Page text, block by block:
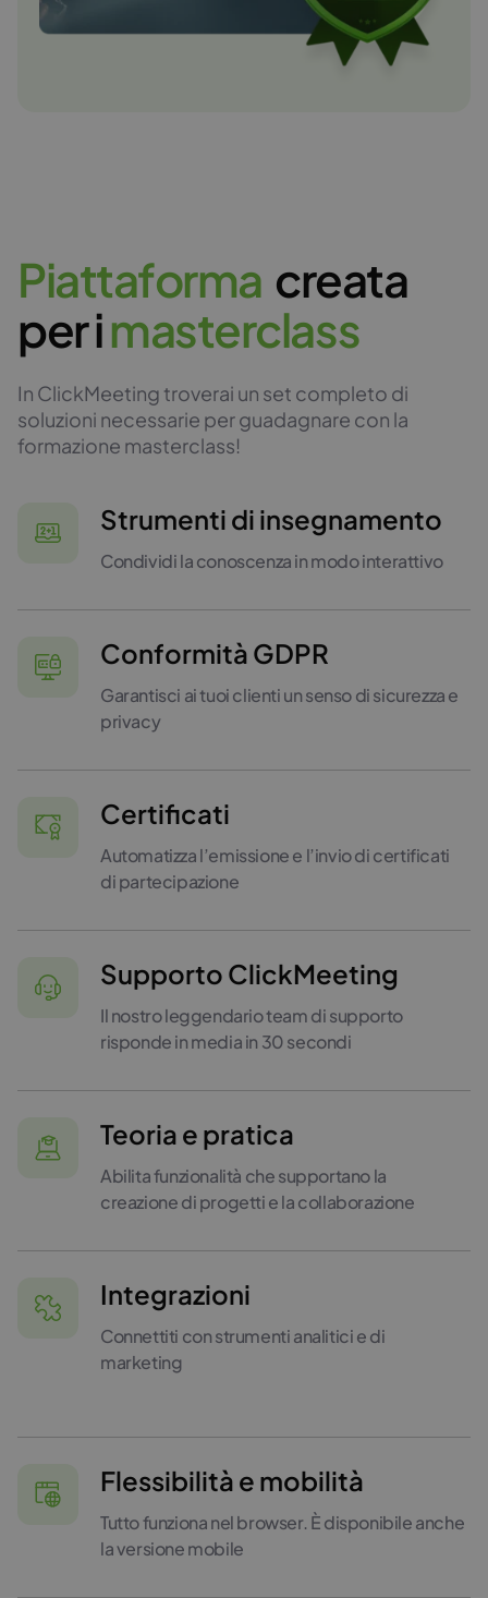
Piattaforma creata
per imasterclass
In ClickMeeting troverai un set completo di
soluzioni necessarie per guadagnare con la
formazione masterclass!
Strumenti di insegnamento
Condividi la conoscenza in modo interattivo
Conformità GDPR
Garantisci ai tuoi clienti un senso di sicurezza e
privacy
Certificati
Automatizza l’emissione e l’invio di certificati
di partecipazione
Supporto ClickMeeting
Il nostro leggendario team di supporto
risponde in media in 30 secondi
Teoria e pratica
Abilita funzionalità che supportano la
creazione di progetti e la collaborazione
Integrazioni
Connettiti con strumenti analitici e di
marketing
Flessibilità e mobilità
Tutto funziona nel browser. È disponibile anche
la versione mobile